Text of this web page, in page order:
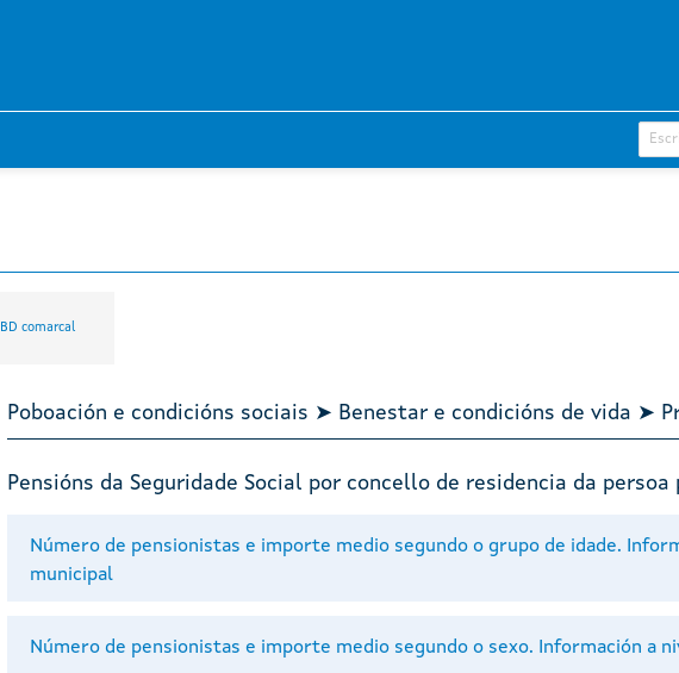
BD comarcal
Poboación e condicións sociais ➤ Benestar e condicións de vida ➤
Pensións da Seguridade Social por concello de residencia da persoa
Número de pensionistas e importe medio segundo o grupo de idade.
municipal
Número de pensionistas e importe medio segundo o sexo. Información a